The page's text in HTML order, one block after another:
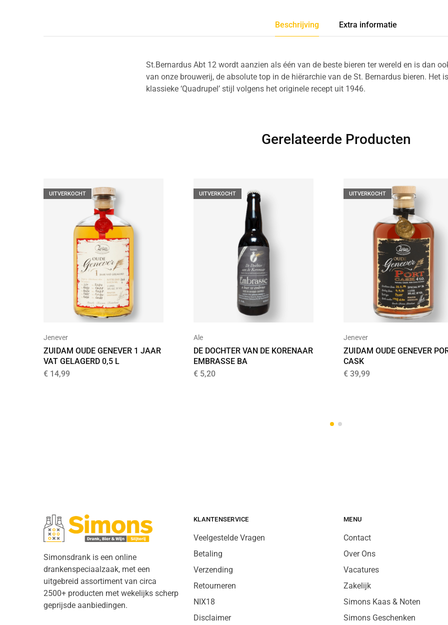
Beschrijving Extra informatie
St.Bernardus Abt 12 wordt aanzien als één van de beste bieren ter wereld en is dan
van onze brouwerij, de absolute top in de hiërarchie van de St. Bernardus bieren. Het
klassieke ‘Quadrupel’ stijl volgens het originele recept uit 1946.
Gerelateerde Producten
UITVERKOCHT
Jenever
ZUIDAM OUDE GENEVER 1 JAAR
VAT GELAGERD 0,5 L
€ 14,99
UITVERKOCHT
Ale
DE DOCHTER VAN DE KORENAAR
EMBRASSE BA
€ 5,20
UITVERKOCHT
Jenever
ZUIDAM OUDE GENEVER
CASK
€ 39,99
Simonsdrank is een online
drankenspeciaalzaak, met een
uitgebreid assortiment van circa
2500+ producten met wekelijks scherp
geprijsde aanbiedingen.
KLANTENSERVICE
Veelgestelde Vragen
Betaling
Verzending
Retourneren
NIX18
Disclaimer
MENU
Contact
Over Ons
Vacatures
Zakelijk
Simons Kaas & Noten
Simons Geschenken